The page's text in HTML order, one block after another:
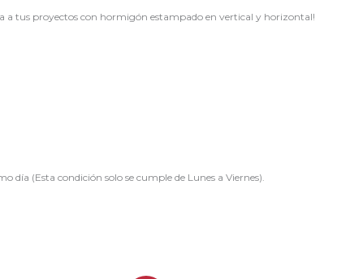
a tus proyectos con hormigón estampado en vertical y horizontal!
día (Esta condición solo se cumple de Lunes a Viernes).